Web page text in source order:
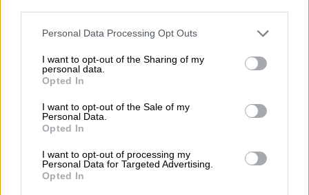
Please note that this website/app uses one or more Google
not limited to your visit or usage behaviour. You may click to
grant or deny consent to Google and its third-party tags to
use your data for below specified purposes in below Google
consent section.
Personal Data Processing Opt Outs
I want to opt-out of the Sharing of my
personal data.
Opted In
I want to opt-out of the Sale of my
Personal Data.
Opted In
I want to opt-out of processing my
Personal Data for Targeted Advertising.
Opted In
4ης Νοεμβρίου, αλλά είναι αυτός ο 33χρονος
υποψήφιος, αυτοαποκαλούμενος
«σοσιαλιστής», που προηγείται επί του
παρόντος στις δημοσκοπήσεις με μεγάλη
διαφορά.
Χθες Κυριακή (14/09), η
πολιτείας της Νέας Υόρκηςδήλωσε ανοιχτά
τη στήριξή της στην υποψηφιότητα αυτού